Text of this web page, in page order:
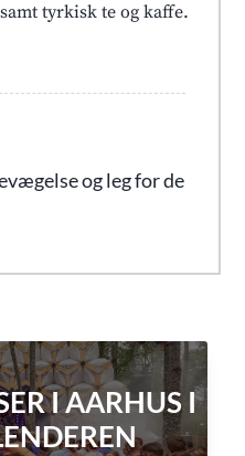
tyrkisk te og kaffe.
og leg for de
I AARHUS I